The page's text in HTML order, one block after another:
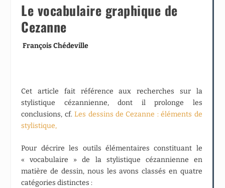
Le vocabulaire graphique de
Cezanne
François Chédeville
Cet article fait référence aux recherches sur la
stylistique cézannienne, dont il prolonge les
conclusions, cf.Les dessins de Cezanne : éléments de
stylistique,
Pour décrire les outils élémentaires constituant le
« vocabulaire » de la stylistique cézannienne en
matière de dessin, nous les avons classés en quatre
catégories distinctes :